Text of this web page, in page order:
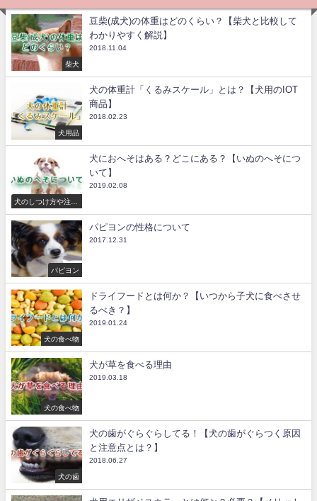
柴犬
豆柴(成犬)の体重はどのくらい？【柴犬と比較して
わかりやすく解説】
2018.11.04
犬用品
犬の体重計「くるみスケール」とは？【犬用のIOT
商品】
2018.02.23
犬のしつけ方や注意
犬におへそはある？どこにある？【いぬのへそにつ
いて】
2019.02.08
パピヨン
パピヨンの性格について
2017.12.31
犬の食べ物
ドライフードとは何か？【いつから子犬に食べさせ
るべき？】
2019.01.24
犬の食べ物
犬が草を食べる理由
2019.03.18
犬の歯
犬の歯がぐらぐらしてる！【犬の歯がぐらつく原因
と注意点とは？】
2018.06.27